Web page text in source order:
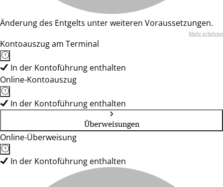
Änderung des Entgelts unter weiteren Voraussetzungen.
Mehr erfahren
Kontoauszug am Terminal
In der Kontoführung enthalten
Online-Kontoauszug
In der Kontoführung enthalten
Überweisungen
Online-Überweisung
In der Kontoführung enthalten